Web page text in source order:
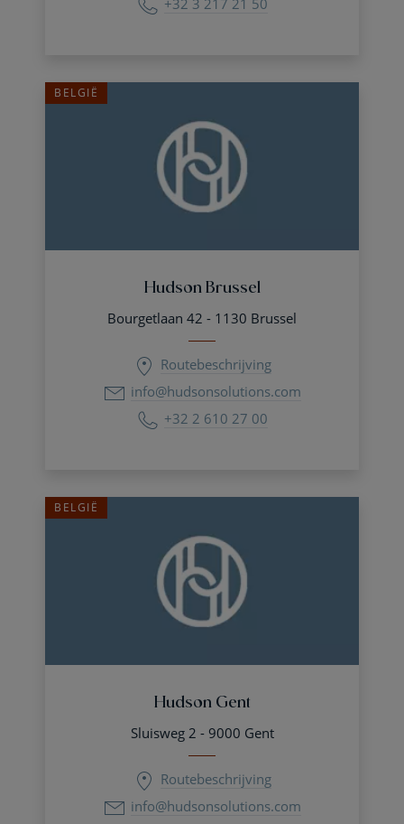
+32 3 217 21 50
BELGIË
Hudson Brussel
Bourgetlaan 42 - 1130 Brussel
Routebeschrijving
info@hudsonsolutions.com
+32 2 610 27 00
BELGIË
Hudson Gent
Sluisweg 2 - 9000 Gent
Routebeschrijving
info@hudsonsolutions.com